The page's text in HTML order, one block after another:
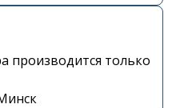
производится только